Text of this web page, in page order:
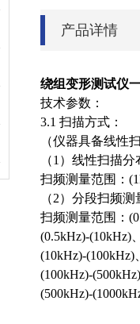
产品详情
绕组变形测试仪
技术参数：
3.1 扫描方式：
（仪器具备线性
（1）线性扫描分
扫频测量范围：
（2）分段扫频
扫频测量范围：
(0.5kHz)-
(10kHz)-
(100kHz)-
(500kHz)-